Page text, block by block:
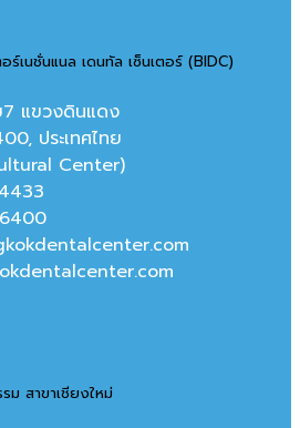
เนชั่นแนล เดนทัล เซ็นเตอร์ (BIDC)
แขวงดินแดง
ประเทศไทย
Center)
ม สาขาเชียงใหม่